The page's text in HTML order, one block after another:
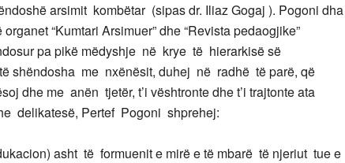
arsimit kombëtar (sipas dr. Iliaz Gogaj ). Pogoni dha
“Kumtari Arsimuer” dhe “Revista pedaogjike”
pa pikë mëdyshje në krye të hierarkisë së
shëndosha me nxënësit, duhej në radhë të parë, që
dhe me anën tjetër, t’i vështronte dhe t’i trajtonte ata
delikatesë, Pertef Pogoni shprehej:
asht të formuenit e mirë e të mbarë të njeriut tue e